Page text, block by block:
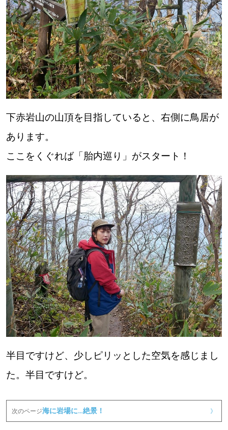
下赤岩山の山頂を目指していると、右側に鳥居が
あります。
ここをくぐれば「胎内巡り」がスタート！
半目ですけど、少しピリッとした空気を感じまし
た。半目ですけど。
次のページ海に岩場に…絶景！ 》